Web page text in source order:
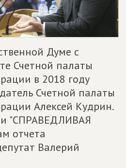
Думе с
Счетной палаты
в 2018 году
Счетной палаты
Алексей Кудрин.
"СПРАВЕДЛИВАЯ
отчета
Валерий